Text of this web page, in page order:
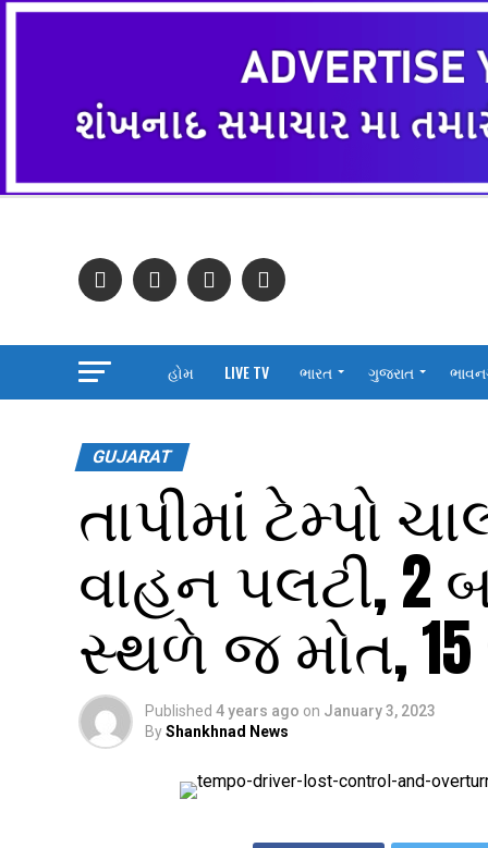
હોમ LIVE TV ભારત ગુજરાત
GUJARAT
તાપીમાં ટેમ્પો
વાહન પલટી, 2
સ્થળે જ મોત,
Published 4 years ago on January 3, 2023
ByShankhnad News